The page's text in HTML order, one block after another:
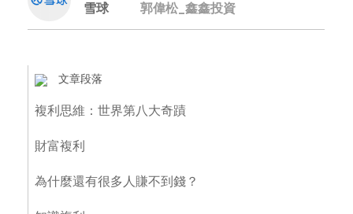
雪球 郭偉松_鑫鑫投資
文章段落
複利思維：世界第八大奇蹟
財富複利
為什麼還有很多人賺不到錢？